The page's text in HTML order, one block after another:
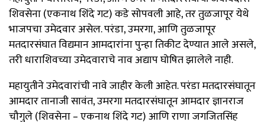
शिवसेना (एकनाथ शिंदे गट) कडे सोपवली आहे, तर तुळजापूर येथे
भाजपचा उमेदवार असेल. परंडा, उमरगा, आणि तुळजापूर
मतदारसंघात विद्यमान आमदारांना पुन्हा तिकीट देण्यात आले असले,
तरी धाराशिवच्या उमेदवाराचे नाव अद्याप घोषित झालेले नाही.
महायुतीने उमेदवारांची नावे जाहीर केली आहेत. परंडा मतदारसंघातून
आमदार तानाजी सावंत, उमरगा मतदारसंघातून आमदार ज्ञानराज
चौगुले (शिवसेना – एकनाथ शिंदे गट) आणि राणा जगजितसिंह